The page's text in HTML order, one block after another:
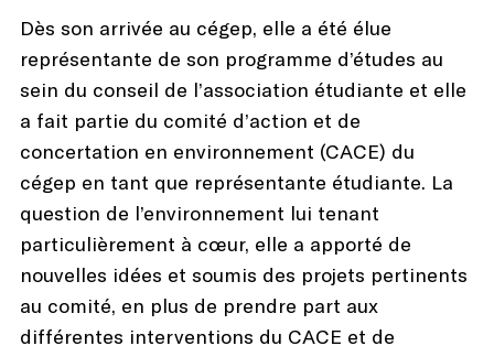
Dès son arrivée au cégep, elle a été élue
représentante de son programme d’études au
sein du conseil de l’association étudiante et elle
a fait partie du comité d’action et de
concertation en environnement (CACE) du
cégep en tant que représentante étudiante. La
question de l’environnement lui tenant
particulièrement à cœur, elle a apporté de
nouvelles idées et soumis des projets pertinents
au comité, en plus de prendre part aux
différentes interventions du CACE et de